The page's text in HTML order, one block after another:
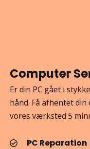
Computer
Er din PC gået i
hånd. Få afhentet
vores værksted 5
PC Reparation